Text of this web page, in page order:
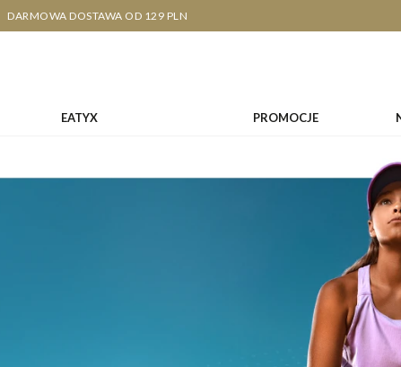
DARMOWA DOSTAWA OD 129 PLN
EATYX PROMOCJE